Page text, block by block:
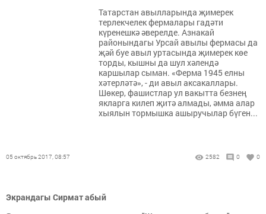
Татарстан авылларында җимерек
терлекчелек фермалары гадәти
күренешкә әверелде. Азнакай
районындагы Урсай авылы фермасы да
җәй буе авыл уртасында җимерек көе
торды, кышны да шул хәлендә
каршылар сыман. «Ферма 1945 елны
хәтерләтә», - ди авыл аксакаллары.
Шөкер, фашистлар ул вакытта безнең
якларга килеп җитә алмады, әмма алар
хыялын тормышка ашыручылар бүген...
05 октябрь 2017, 08:57 2582 0 0
Экрандагы Сирмат абый